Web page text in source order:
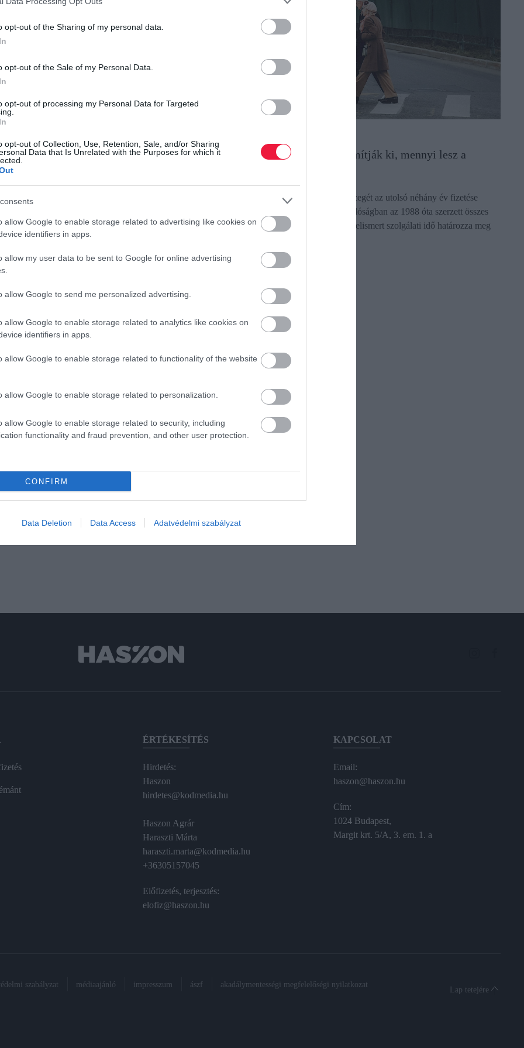
opt-out of the Sharing of my personal data.
opt-out of the Sale of my Personal Data.
opt-out of processing my Personal Data for Targeted
opt-out of Collection, Use, Retention, Sale, and/or Sharing
Data that Is Unrelated with the Purposes for which it
allow Google to enable storage related to advertising like cookies on
identifiers in apps.
allow my user data to be sent to Google for online advertising
allow Google to send me personalized advertising.
allow Google to enable storage related to analytics like cookies on
identifiers in apps.
allow Google to enable storage related to functionality of the website
allow Google to enable storage related to personalization.
allow Google to enable storage related to security, including
functionality and fraud prevention, and other user protection.
CONFIRM
Data Deletion Data Access Adatvédelmi szabályzat
mérte fel a fizetésével, illetve jelenlegi munkahelyével
arra számít, hogy idén romlani fog anyagi biztonsága
62 százalékkal.
megegyezik a tavaly ilyenkor mérttel,
százaléka most megelégedne 20 százalékon belüli
ezt. A válaszadók 29 százaléka 20-30 százalék közötti
a következő fizetésemelésre, októberben csak a
év közben emelt a fizetésén. Tavaly az inflációs
bónuszt a válaszadók 44 százaléka vár munkáltatójától.
számít, többet 17, míg kevesebbet 9 százalékuk fog
remélik anyagi problémájuk megoldását.A
százalékkal kedvezőbb jövedelemajánlatért az összes
65 százalékkal szemben, 12 százaléknyian pedig
emiatt érezhetően szűkültek a munkavállalók
a válaszadók 59 százaléka érzi úgy, hogy idén
mint egy évvel korábban. Ez az arány tavaly
bár a munkahelyváltás lehetőségei beszűkültek, a cégek
is, ha piaci környezete ezt alapvetően megnehezíti.
munkaerő esetében. A szűkülő magyarországi
a külföldre történő elvándorlók számának további
Sok a tévhit: így számítják ki, mennyi lesz a
Tévhit, hogy a nyugdíj összegét az utolsó néhány év fizetése
alapján állapítják meg; a valóságban az 1988 óta szerzett összes
bejelentett jövedelem és az elismert szolgálati idő határozza meg
rectangle
ÉRTÉKESÍTÉS
Hirdetés:
Haszon
hirdetes@kodmedia.hu
Haszon Agrár
Haraszti Márta
haraszti.marta@kodmedia.hu
+36305157045
Előfizetés, terjesztés:
elofiz@haszon.hu
KAPCSOLAT
Email:
haszon@haszon.hu
Cím:
1024 Budapest,
Margit krt. 5/A, 3. em. 1. a
szabályzat médiaajánló impresszum ászf akadálymentességi megfelelőségi nyilatkozat
Lap tetejére